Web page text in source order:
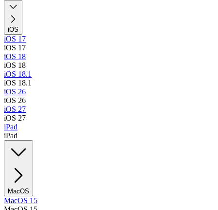
iOS
iOS 17
iOS 17
iOS 18
iOS 18
iOS 18.1
iOS 18.1
iOS 26
iOS 26
iOS 27
iOS 27
iPad
iPad
MacOS
MacOS 15